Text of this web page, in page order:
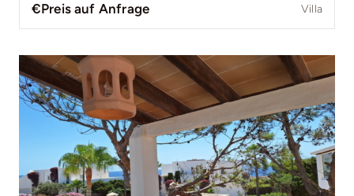
€Preis auf Anfrage Villa